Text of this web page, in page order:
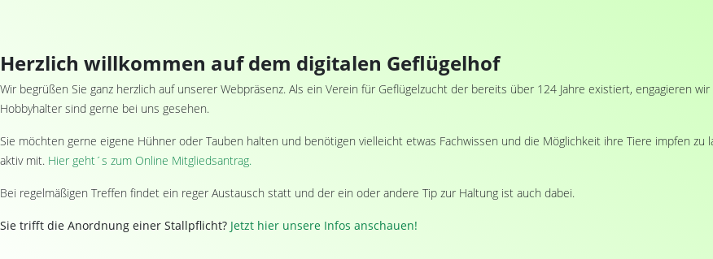
Herzlich willkommen auf dem digitalen Geflügelhof
Wir begrüßen Sie ganz herzlich auf unserer Webpräsenz. Als ein Verein für Geflügelzucht der bereits über 124 Jahre existiert, engagieren
Hobbyhalter sind gerne bei uns gesehen.
Sie möchten gerne eigene Hühner oder Tauben halten und benötigen vielleicht etwas Fachwissen und die Möglichkeit ihre Tiere impfen
aktiv mit. Hier geht´s zum Online Mitgliedsantrag.
Bei regelmäßigen Treffen findet ein reger Austausch statt und der ein oder andere Tip zur Haltung ist auch dabei.
Sie trifft die Anordnung einer Stallpflicht? Jetzt hier unsere Infos anschauen!